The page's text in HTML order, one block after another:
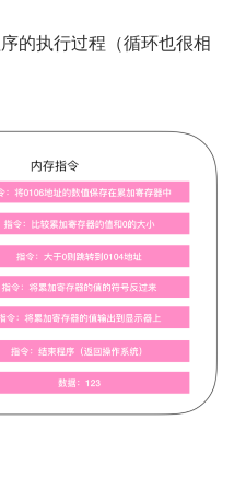
的执行过程（循环也很相